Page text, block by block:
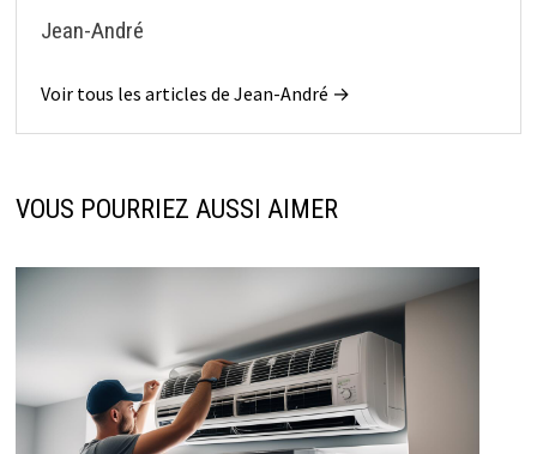
Jean-André
Voir tous les articles de Jean-André →
VOUS POURRIEZ AUSSI AIMER